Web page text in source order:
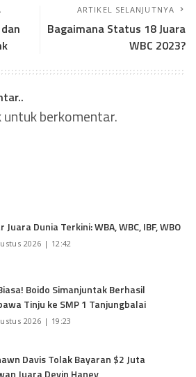
ARTIKEL SELANJUTNYA
Bagaimana Status 18 Juara
WBC 2023?
untuk berkomentar.
Juara Dunia Terkini: WBA, WBC, IBF, WBO
2026 | 12:42
Boido Simanjuntak Berhasil
Tinju ke SMP 1 Tanjungbalai
2026 | 19:23
Davis Tolak Bayaran $2 Juta
Juara Devin Haney